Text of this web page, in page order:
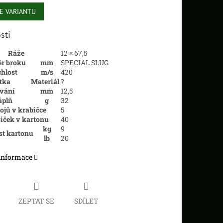
VARIANTU
Ráže
12 × 67,5
broku
mm
SPECIAL SLUG
m/s
420
Materiál?
mm 12,5
g
32
v krabičce
5
v kartonu
40
kartonu
kg
9
lb
20
ZEPTAT SE SDÍLET